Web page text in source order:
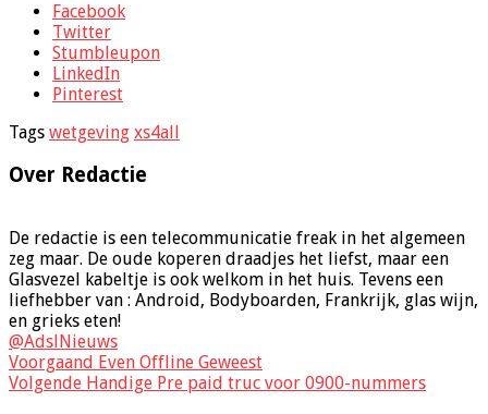
Facebook
Twitter
Stumbleupon
LinkedIn
Pinterest
Tags wetgeving xs4all
Over Redactie
De redactie is een telecommunicatie freak in het algemeen
zeg maar. De oude koperen draadjes het liefst, maar een
Glasvezel kabeltje is ook welkom in het huis. Tevens een
liefhebber van : Android, Bodyboarden, Frankrijk, glas wijn,
en grieks eten!
@AdslNieuws
Voorgaand Even Offline Geweest
Volgende Handige Pre paid truc voor 0900-nummers